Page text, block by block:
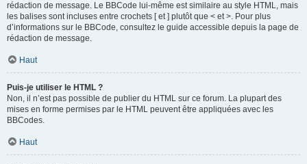
rédaction de message. Le BBCode lui-même est similaire au style HTML, mais
les balises sont incluses entre crochets [ et ] plutôt que < et >. Pour plus
d’informations sur le BBCode, consultez le guide accessible depuis la page de
rédaction de message.
Haut
Puis-je utiliser le HTML ?
Non, il n’est pas possible de publier du HTML sur ce forum. La plupart des
mises en forme permises par le HTML peuvent être appliquées avec les
BBCodes.
Haut